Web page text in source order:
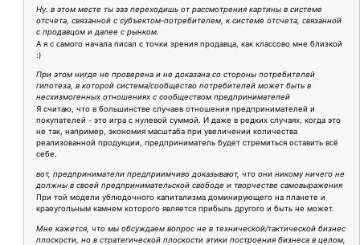
Ну. в этом месте ты эээ переходишь от рассмотрения картины в системе
отсчета, связанной с субъектом-потребителем, к системе отсчета, связанной
с продавцом и далее с рынком.
А я с самого начала писал с точки зрения продавца, как классово мне близкой
:)
При этом нигде не проверена и не доказана со стороны потребителей
гипотеза, в которой система/сообщество потребителей может быть в
несхизмогенных отношениях с сообществом предпринимателей
Я считаю, что в большинстве случаев отношения предпринимателей и
покупателей - это игра с нулевой суммой. И даже в редких случаях, когда это
не так, например, экономия масштаба при увеличении количества
реализованной продукции, предприниматель будет стремиться оставить всё
себе.
вот, предприниматели предприимчиво доказывают, что они никому ничего не
должны в своей предпринимательской свободе и творчестве самовыражения
При той модели ублюдочного капитализма доминирующего на планете и
краеугольным камнем которого является прибыль другого и быть не может.
Мне кажется, что мы обсуждаем вопрос не в технической/тактической бизнес
плоскости, но в стратегической плоскости этики построения бизнеса в целом,